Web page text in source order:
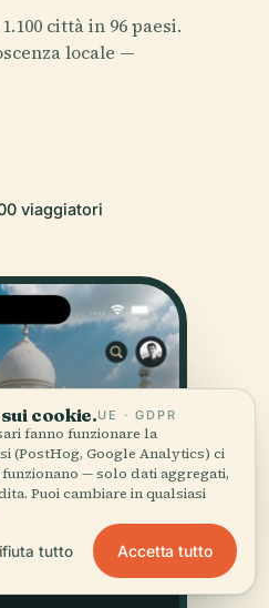
città in 96 paesi.
locale —
viaggiatori
cookie.UE · GDPR
fanno funzionare la
(PostHog, Google Analytics) ci
— solo dati aggregati,
Puoi cambiare in qualsiasi
tutto Accetta tutto